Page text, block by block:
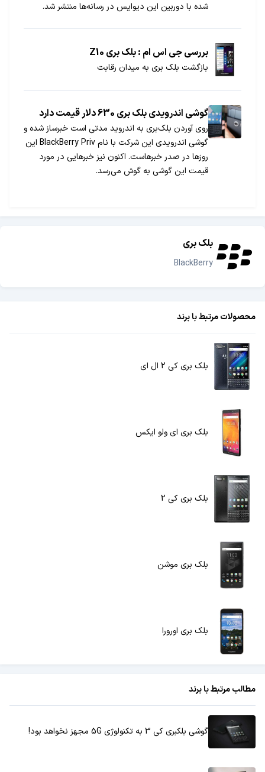
شده با دوربین این دیوایس در رسانه‌ها منتشر شد.
بررسی جی اس ام : بلک بری Z10
بازگشت بلک بری به میدان رقابت
گوشی اندرویدی بلک بری 630 دلار قیمت دارد
روی آوردن بلک‌بری به اندروید مدتی است خبرساز شده و
گوشی اندرویدی این شرکت با نام BlackBerry Priv این
روزها در صدر خبرهاست. اکنون نیز خبرهایی در مورد
قیمت این گوشی به گوش می‌رسد.
بلک بری
BlackBerry
محصولات مرتبط با برند
بلک بری کی 2 ال ای
بلک بری ای ولو ایکس
بلک بری کی 2
بلک بری موشن
بلک بری اورورا
مطالب مرتبط با برند
گوشی بلکبری کی 3 به تکنولوژی 5G مجهز نخواهد بود!